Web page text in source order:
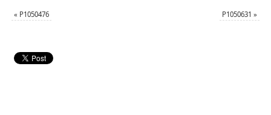
« P1050476 P1050631 »